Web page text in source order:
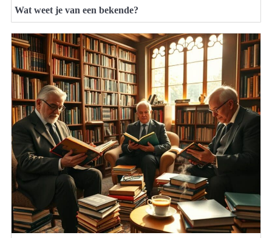
Wat weet je van een bekende?